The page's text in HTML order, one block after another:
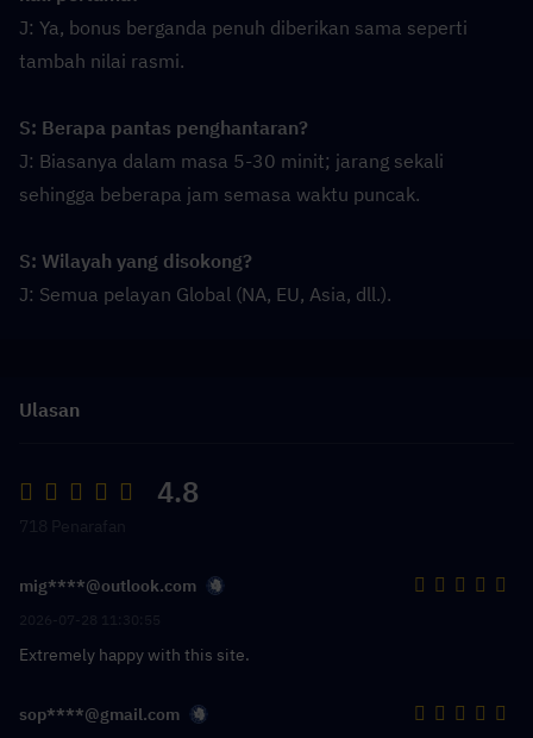
J: Ya, bonus berganda penuh diberikan sama seperti
tambah nilai rasmi.
S: Berapa pantas penghantaran?
J: Biasanya dalam masa 5-30 minit; jarang sekali
sehingga beberapa jam semasa waktu puncak.
S: Wilayah yang disokong?
J: Semua pelayan Global (NA, EU, Asia, dll.).
Ulasan
4.8
mig****@outlook.com
Extremely happy with this site.
sop****@gmail.com